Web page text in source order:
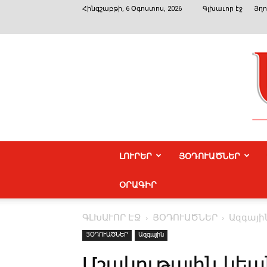
Հինգշաբթի, 6 Օգոստոս, 2026 Գլխաւոր էջ
ԼՈՒՐԵՐ ՅՕԴՈՒԱԾՆԵՐ
ՕՐԱԳԻՐ
ԳԼԽԱՒՈՐ ԷՋ ՅՕԴՈՒԱԾՆԵՐ
ՅՕԴՈՒԱԾՆԵՐ Ազգային